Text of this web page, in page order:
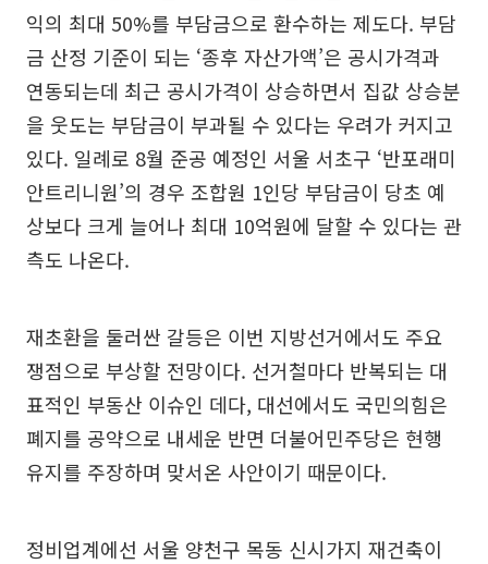
익의 최대 50%를 부담금으로 환수하는 제도다. 부담
금 산정 기준이 되는 ‘종후 자산가액’은 공시가격과
연동되는데 최근 공시가격이 상승하면서 집값 상승분
을 웃도는 부담금이 부과될 수 있다는 우려가 커지고
있다. 일례로 8월 준공 예정인 서울 서초구 ‘반포래미
안트리니원’의 경우 조합원 1인당 부담금이 당초 예
상보다 크게 늘어나 최대 10억원에 달할 수 있다는 관
측도 나온다.
재초환을 둘러싼 갈등은 이번 지방선거에서도 주요
쟁점으로 부상할 전망이다. 선거철마다 반복되는 대
표적인 부동산 이슈인 데다, 대선에서도 국민의힘은
폐지를 공약으로 내세운 반면 더불어민주당은 현행
유지를 주장하며 맞서온 사안이기 때문이다.
정비업계에선 서울 양천구 목동 신시가지 재건축이